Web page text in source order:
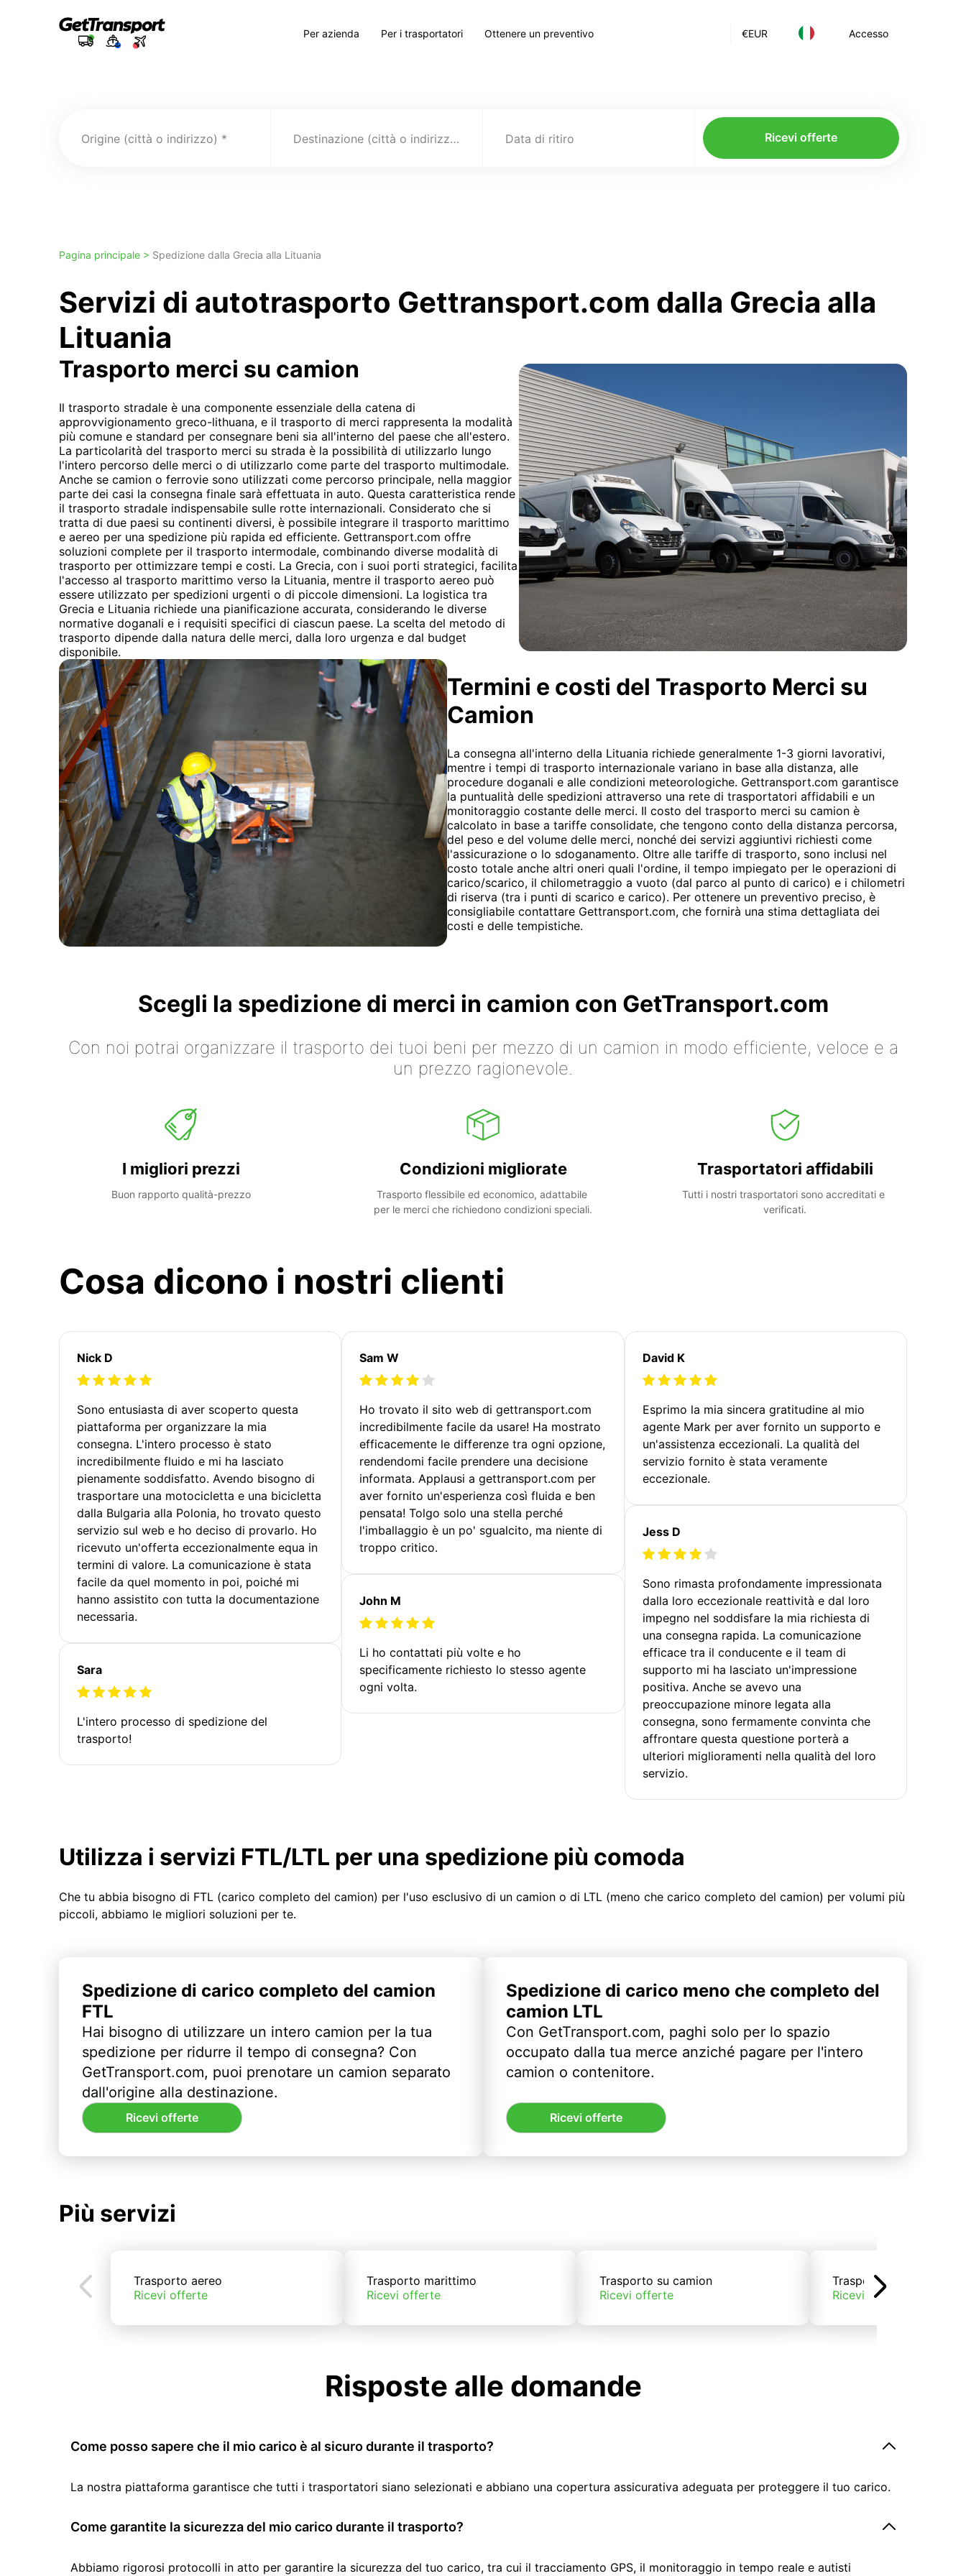
€EUR Accesso
Per azienda Per i trasportatori Ottenere un preventivo
Origine (città o indirizzo) Destinazione (città o indirizzo) Data di ritiro Ricevi offerte
Pagina principale > Spedizione dalla Grecia alla Lituania
Servizi di autotrasporto Gettransport.com dalla Grecia alla
Lituania
Trasporto merci su camion
Il trasporto stradale è una componente essenziale della catena di
approvvigionamento greco-lithuana, e il trasporto di merci rappresenta la modalità
più comune e standard per consegnare beni sia all'interno del paese che all'estero.
La particolarità del trasporto merci su strada è la possibilità di utilizzarlo lungo
l'intero percorso delle merci o di utilizzarlo come parte del trasporto multimodale.
Anche se camion o ferrovie sono utilizzati come percorso principale, nella maggior
parte dei casi la consegna finale sarà effettuata in auto. Questa caratteristica rende
il trasporto stradale indispensabile sulle rotte internazionali. Considerato che si
tratta di due paesi su continenti diversi, è possibile integrare il trasporto marittimo
e aereo per una spedizione più rapida ed efficiente. Gettransport.com offre
soluzioni complete per il trasporto intermodale, combinando diverse modalità di
trasporto per ottimizzare tempi e costi. La Grecia, con i suoi porti strategici, facilita
l'accesso al trasporto marittimo verso la Lituania, mentre il trasporto aereo può
essere utilizzato per spedizioni urgenti o di piccole dimensioni. La logistica tra
Grecia e Lituania richiede una pianificazione accurata, considerando le diverse
normative doganali e i requisiti specifici di ciascun paese. La scelta del metodo di
trasporto dipende dalla natura delle merci, dalla loro urgenza e dal budget
disponibile.
Termini e costi del Trasporto Merci su
Camion
La consegna all'interno della Lituania richiede generalmente 1-3 giorni lavorativi,
mentre i tempi di trasporto internazionale variano in base alla distanza, alle
procedure doganali e alle condizioni meteorologiche. Gettransport.com garantisce
la puntualità delle spedizioni attraverso una rete di trasportatori affidabili e un
monitoraggio costante delle merci. Il costo del trasporto merci su camion è
calcolato in base a tariffe consolidate, che tengono conto della distanza percorsa,
del peso e del volume delle merci, nonché dei servizi aggiuntivi richiesti come
l'assicurazione o lo sdoganamento. Oltre alle tariffe di trasporto, sono inclusi nel
costo totale anche altri oneri quali l'ordine, il tempo impiegato per le operazioni di
carico/scarico, il chilometraggio a vuoto (dal parco al punto di carico) e i chilometri
di riserva (tra i punti di scarico e carico). Per ottenere un preventivo preciso, è
consigliabile contattare Gettransport.com, che fornirà una stima dettagliata dei
costi e delle tempistiche.
Scegli la spedizione di merci in camion con GetTransport.com
Con noi potrai organizzare il trasporto dei tuoi beni per mezzo di un camion in modo efficiente, veloce e a
un prezzo ragionevole.
I migliori prezzi
Buon rapporto qualità-prezzo
Condizioni migliorate
Trasporto flessibile ed economico, adattabile
per le merci che richiedono condizioni speciali.
Trasportatori affidabili
Tutti i nostri trasportatori sono accreditati e
verificati.
Cosa dicono i nostri clienti
Nick D
Sono entusiasta di aver scoperto questa
piattaforma per organizzare la mia
consegna. L'intero processo è stato
incredibilmente fluido e mi ha lasciato
pienamente soddisfatto. Avendo bisogno di
trasportare una motocicletta e una bicicletta
dalla Bulgaria alla Polonia, ho trovato questo
servizio sul web e ho deciso di provarlo. Ho
ricevuto un'offerta eccezionalmente equa in
termini di valore. La comunicazione è stata
facile da quel momento in poi, poiché mi
hanno assistito con tutta la documentazione
necessaria.
Sara
L'intero processo di spedizione del
trasporto!
Sam W
Ho trovato il sito web di gettransport.com
incredibilmente facile da usare! Ha mostrato
efficacemente le differenze tra ogni opzione,
rendendomi facile prendere una decisione
informata. Applausi a gettransport.com per
aver fornito un'esperienza così fluida e ben
pensata! Tolgo solo una stella perché
l'imballaggio è un po' sgualcito, ma niente di
troppo critico.
John M
Li ho contattati più volte e ho
specificamente richiesto lo stesso agente
ogni volta.
David K
Esprimo la mia sincera gratitudine al mio
agente Mark per aver fornito un supporto e
un'assistenza eccezionali. La qualità del
servizio fornito è stata veramente
eccezionale.
Jess D
Sono rimasta profondamente impressionata
dalla loro eccezionale reattività e dal loro
impegno nel soddisfare la mia richiesta di
una consegna rapida. La comunicazione
efficace tra il conducente e il team di
supporto mi ha lasciato un'impressione
positiva. Anche se avevo una
preoccupazione minore legata alla
consegna, sono fermamente convinta che
affrontare questa questione porterà a
ulteriori miglioramenti nella qualità del loro
servizio.
Utilizza i servizi FTL/LTL per una spedizione più comoda
Che tu abbia bisogno di FTL (carico completo del camion) per l'uso esclusivo di un camion o di LTL (meno che carico completo del camion) per volumi più
piccoli, abbiamo le migliori soluzioni per te.
Spedizione di carico completo del camion
FTL
Hai bisogno di utilizzare un intero camion per la tua
spedizione per ridurre il tempo di consegna? Con
GetTransport.com, puoi prenotare un camion separato
dall'origine alla destinazione.
Ricevi offerte
Spedizione di carico meno che completo del
camion LTL
Con GetTransport.com, paghi solo per lo spazio
occupato dalla tua merce anziché pagare per l'intero
camion o contenitore.
Ricevi offerte
Più servizi
Trasporto aereo
Ricevi offerte
Trasporto marittimo
Ricevi offerte
Trasporto su camion
Ricevi offerte
Trasporto su treno
Ricevi offerte
Risposte alle domande
Come posso sapere che il mio carico è al sicuro durante il trasporto?
La nostra piattaforma garantisce che tutti i trasportatori siano selezionati e abbiano una copertura assicurativa adeguata per proteggere il tuo carico.
Come garantite la sicurezza del mio carico durante il trasporto?
Abbiamo rigorosi protocolli in atto per garantire la sicurezza del tuo carico, tra cui il tracciamento GPS, il monitoraggio in tempo reale e autisti